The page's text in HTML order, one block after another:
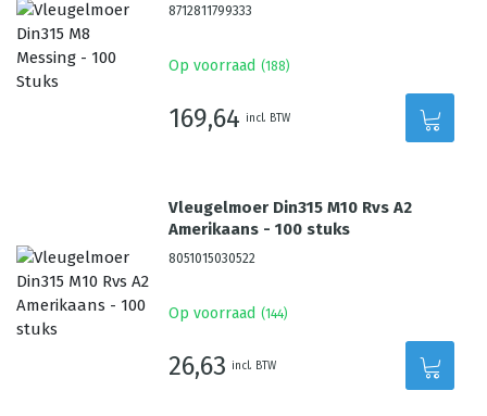
8712811799333
Op voorraad (188)
169,64 incl. BTW
Vleugelmoer Din315 M10 Rvs A2
Amerikaans - 100 stuks
8051015030522
Op voorraad (144)
26,63 incl. BTW